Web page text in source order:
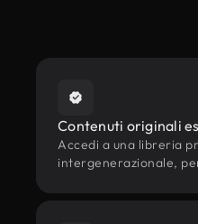
Contenuti originali
Accedi a una libreria
intergenerazionale,